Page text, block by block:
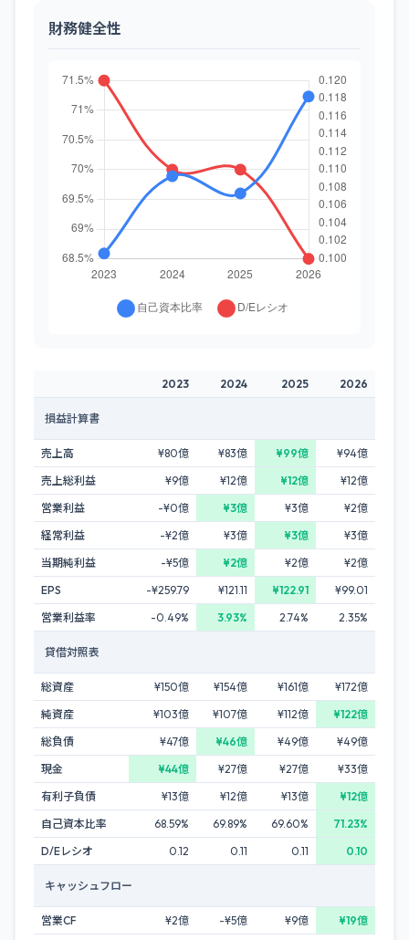
財務健全性
2023 2024 2025 2026
損益計算書
売上高 ¥80億 ¥83億 ¥99億
¥94億
売上総利益
¥9億 ¥12億 ¥12億
¥12億
営業利益
-¥0億 ¥3億 ¥3億
¥2億
経常利益
-¥2億 ¥3億 ¥3億
¥3億
当期純利益
-¥5億 ¥2億 ¥2億
¥2億
EPS
-¥259.79 ¥121.11 ¥122.91
¥99.01
営業利益率
-0.49% 3.93% 2.74% 2.35%
貸借対照表
総資産 ¥150億 ¥154億 ¥161億
¥172億
純資産
¥103億 ¥107億 ¥112億
¥122億
総負債
¥47億 ¥46億 ¥49億
¥49億
現金
¥44億 ¥27億 ¥27億
¥33億
有利子負債
¥13億 ¥12億 ¥13億
¥12億
自己資本比率
68.59% 69.89% 69.60%
71.23%
D/Eレシオ
0.12 0.11 0.11 0.10
キャッシュフロー
営業CF ¥2億 -¥5億 ¥9億
¥19億